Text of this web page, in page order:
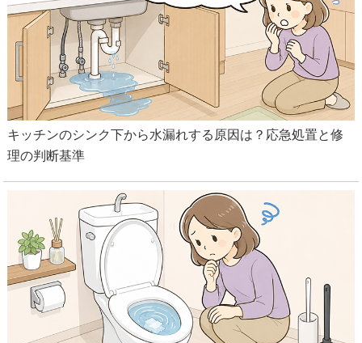
キッチンのシンク下から水漏れする原因は？応急処置と修
理の判断基準